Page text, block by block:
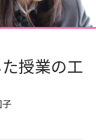
授業の工